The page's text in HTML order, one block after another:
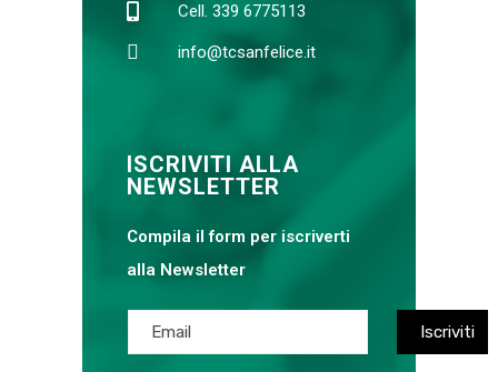
Cell. 339 6775113
info@tcsanfelice.it
ISCRIVITI ALLA
NEWSLETTER
Compila il form per iscriverti
alla Newsletter